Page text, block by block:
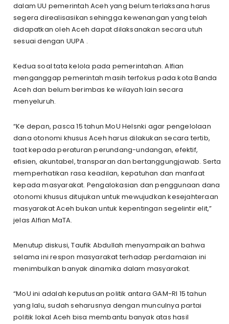
dalam UU pemerintah Aceh yang belum terlaksana harus
segera direalisasikan sehingga kewenangan yang telah
didapatkan oleh Aceh dapat dilaksanakan secara utuh
sesuai dengan UUPA .
Kedua soal tata kelola pada pemerintahan. Alfian
menganggap pemerintah masih terfokus pada kota Banda
Aceh dan belum berimbas ke wilayah lain secara
menyeluruh.
“Ke depan, pasca 15 tahun MoU Helsnki agar pengelolaan
dana otonomi khusus Aceh harus dilakukan secara tertib,
taat kepada peraturan perundang-undangan, efektif,
efisien, akuntabel, transparan dan bertanggungjawab. Serta
memperhatikan rasa keadilan, kepatuhan dan manfaat
kepada masyarakat. Pengalokasian dan penggunaan dana
otonomi khusus ditujukan untuk mewujudkan kesejahteraan
masyarakat Aceh bukan untuk kepentingan segelintir elit,”
jelas Alfian MaTA.
Menutup diskusi, Taufik Abdullah menyampaikan bahwa
selama ini respon masyarakat terhadap perdamaian ini
menimbulkan banyak dinamika dalam masyarakat.
“MoU ini adalah keputusan politik antara GAM-RI 15 tahun
yang lalu, sudah seharusnya dengan munculnya partai
politik lokal Aceh bisa membantu banyak atas hasil